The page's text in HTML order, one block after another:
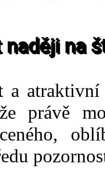
na
a
právě